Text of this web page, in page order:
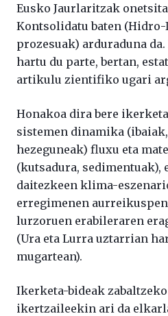
Eusko Jaurlaritzak
Kontsolidatu baten
prozesuak) arduraduna
hartu du parte, bertan,
artikulu zientifiko ugari
Honakoa dira bere
sistemen dinamika
hezeguneak) fluxu eta
(kutsadura, sedimentuak),
daitezkeen klima-
erregimenen
lurzoruen erabileraren
(Ura eta Lurra uztarrian
mugartean).
Ikerketa-bideak
ikertzaileekin ari da